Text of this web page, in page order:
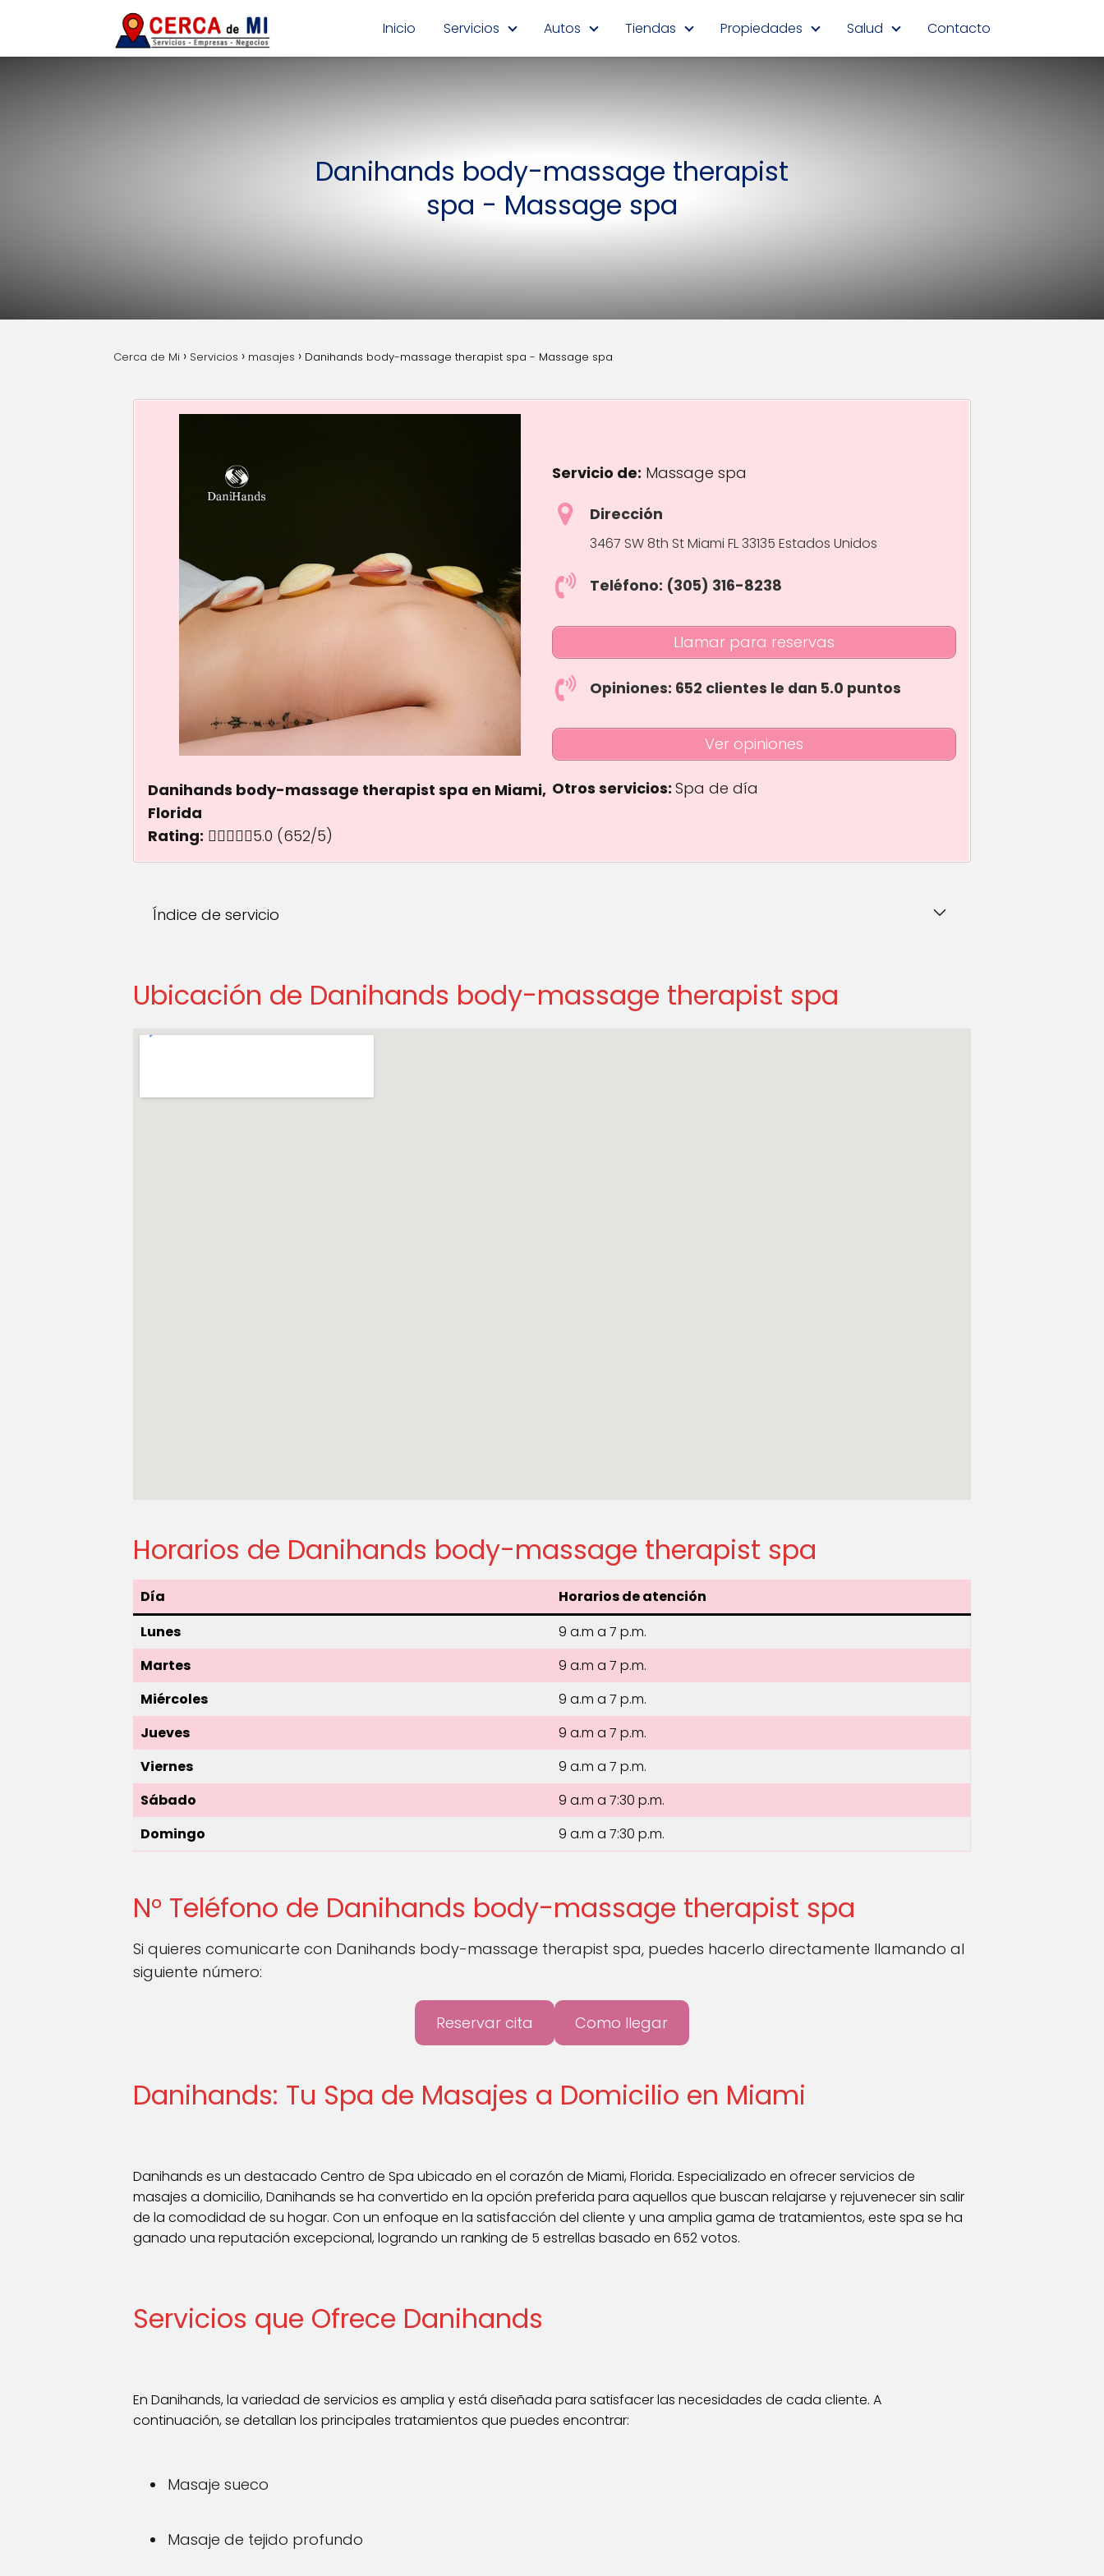
Inicio Servicios Autos Tiendas Propiedades Salud Contacto
Danihands body-massage therapist
spa - Massage spa
Cerca de Mi Servicios masajes Danihands body-massage therapist spa - Massage spa
Danihands body-massage therapist spa en Miami,
Florida
Rating:
5.0 out of 5.0 stars
5.0 (652/5)
Servicio de: Massage spa
Dirección
3467 SW 8th St Miami FL 33135 Estados Unidos
Teléfono: (305) 316-8238
Llamar para reservas
Opiniones: 652 clientes le dan 5.0 puntos
Ver opiniones
Otros servicios: Spa de día
Índice de servicio
Ubicación de Danihands body-massage therapist spa
Horarios de Danihands body-massage therapist spa
Día
Horarios de atención
Lunes
9 a.m a 7 p.m.
Martes
9 a.m a 7 p.m.
Miércoles
9 a.m a 7 p.m.
Jueves
9 a.m a 7 p.m.
Viernes
9 a.m a 7 p.m.
Sábado
9 a.m a 7:30 p.m.
Domingo
9 a.m a 7:30 p.m.
N° Teléfono de Danihands body-massage therapist spa
Si quieres comunicarte con Danihands body-massage therapist spa, puedes hacerlo directamente llamando al
siguiente número:
Reservar cita Como llegar
Danihands: Tu Spa de Masajes a Domicilio en Miami
Danihands es un destacado Centro de Spa ubicado en el corazón de Miami, Florida. Especializado en ofrecer servicios de
masajes a domicilio, Danihands se ha convertido en la opción preferida para aquellos que buscan relajarse y rejuvenecer sin salir
de la comodidad de su hogar. Con un enfoque en la satisfacción del cliente y una amplia gama de tratamientos, este spa se ha
ganado una reputación excepcional, logrando un ranking de 5 estrellas basado en 652 votos.
Servicios que Ofrece Danihands
En Danihands, la variedad de servicios es amplia y está diseñada para satisfacer las necesidades de cada cliente. A
continuación, se detallan los principales tratamientos que puedes encontrar:
Masaje sueco
Masaje de tejido profundo